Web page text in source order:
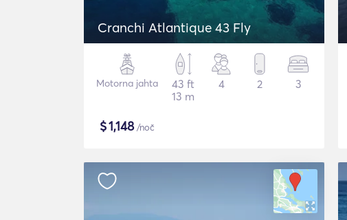
Cranchi Atlantique 43 Fly
Motorna jahta
43 ft
13 m
4 2 3
$1,148/noč